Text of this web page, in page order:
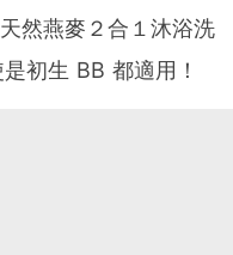
然燕麥２合１沐浴洗
初生 BB 都適用！